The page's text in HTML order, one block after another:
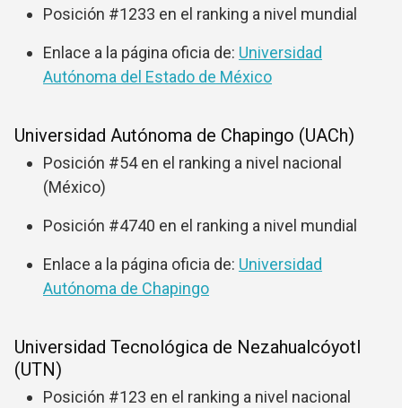
Posición #1233 en el ranking a nivel mundial
Enlace a la página oficia de: Universidad
Autónoma del Estado de México
Universidad Autónoma de Chapingo (UACh)
Posición #54 en el ranking a nivel nacional
(México)
Posición #4740 en el ranking a nivel mundial
Enlace a la página oficia de: Universidad
Autónoma de Chapingo
Universidad Tecnológica de Nezahualcóyotl
(UTN)
Posición #123 en el ranking a nivel nacional